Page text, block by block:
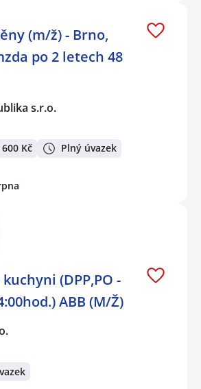
(m/ž) - Brno,
po 2 letech 48
s.r.o.
Kč Plný úvazek
(DPP,PO -
ABB (M/Ž)